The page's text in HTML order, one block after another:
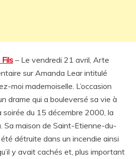
– Le vendredi 21 avril, Arte
sur Amanda Lear intitulé
moi mademoiselle. L’occasion
drame qui a bouleversé sa vie à
soirée du 15 décembre 2000, la
Sa maison de Saint-Etienne-du-
détruite dans un incendie ainsi
y avait cachés et, plus important